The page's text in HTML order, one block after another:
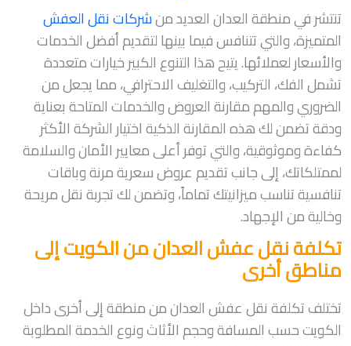
تنتشر في منطقة العدان العديد منشركات نقل العفش
المتميزة، والتي تتنافس فيما بينها لتقديم أفضل الخدمات
والأسعار لعملائها. يتيح هذا التنوع الكبير خيارات متعددة
تشمل الفك، التركيب، والتغليف الاحترافي، مما يجعل من
الضروري والمهم مقارنة العروض والخدمات المتاحة بعناية
ودقة تضمن لك هذه المقارنة الذكية اختيار الشركة الأكثر
كفاءة وموثوقية، والتي توفر أعلى معايير الأمان والسلامة
لممتلكاتك، إلى جانب تقديم عروض سعرية مرنة وباقات
تنافسية تناسب ميزانيتك تماماً، وتضمن لك تجربة نقل مريحة
وخالية من الإجهاد.
تكلفة نقل عفش العدان من الكويت إلى
مناطق أخرى
تختلف تكلفة نقل عفش العدان من منطقة إلى أخرى داخل
الكويت حسب المسافة وحجم الأثاث ونوع الخدمة المطلوبة